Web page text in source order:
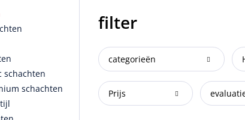
schachten
schachten
filter
categorieën
Prijs